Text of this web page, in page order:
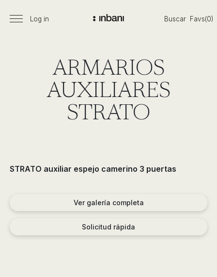
de
baños,
siguiendo
las
tendencias,
nuevos
en
bañeras,
platos
de
ducha,
Menú
Log in Buscar Favs(0)
ARMARIOS
AUXILIARES
STRATO
STRATO auxiliar espejo camerino 3 puertas
Ver galería completa
Solicitud rápida